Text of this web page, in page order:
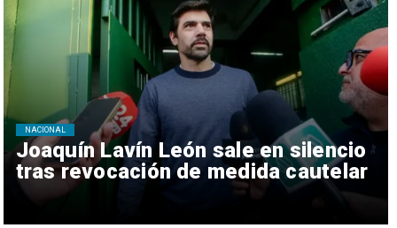
Joaquín Lavín León sale en silencio
tras revocación de medida cautelar
NACIONAL